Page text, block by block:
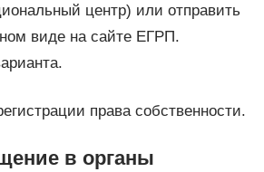
центр) или отправить
виде на сайте ЕГРП.
права собственности.
в органы